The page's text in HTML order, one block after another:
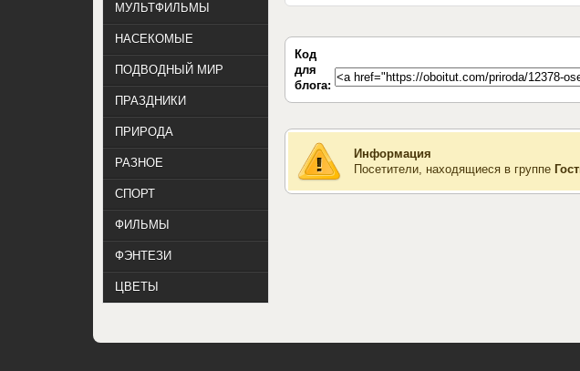
Код
для
блога:
Информация
Посетители, находящиеся в группе
МУЛЬТФИЛЬМЫ
НАСЕКОМЫЕ
ПОДВОДНЫЙ МИР
ПРАЗДНИКИ
ПРИРОДА
РАЗНОЕ
СПОРТ
ФИЛЬМЫ
ФЭНТЕЗИ
ЦВЕТЫ